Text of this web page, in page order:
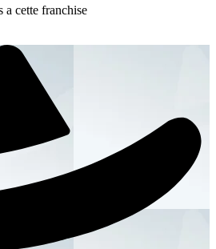
a cette franchise